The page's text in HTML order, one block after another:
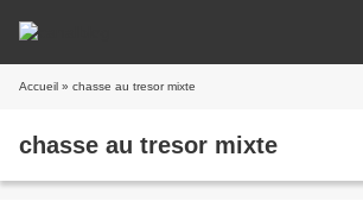
Accueil » chasse au tresor mixte
chasse au tresor mixte